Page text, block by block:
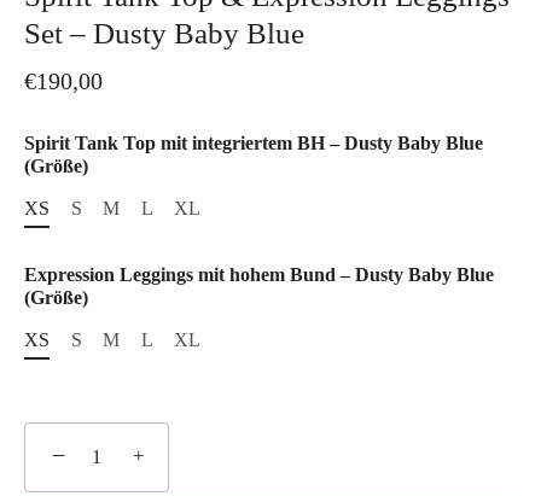
Set – Dusty Baby Blue
€190,00
Spirit Tank Top mit integriertem BH – Dusty Baby Blue
(Größe)
XS S M L XL
Expression Leggings mit hohem Bund – Dusty Baby Blue
(Größe)
XS S M L XL
− +